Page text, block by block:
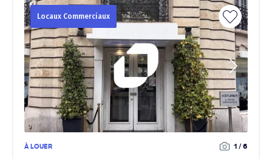
Locaux Commerciaux
À LOUER 1 / 6